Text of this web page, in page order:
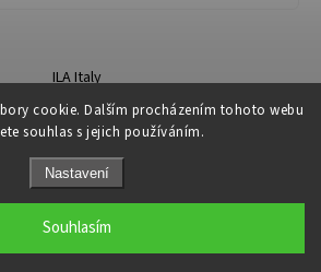
cookie. Dalším procházením tohoto webu
souhlas s jejich používáním.
Nastavení
Souhlasím
ILA Italy